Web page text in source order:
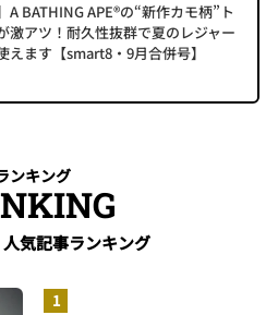
A BATHING APE®の“新作カモ柄”ト
激アツ！耐久性抜群で夏のレジャー
えます【smart8・9月合併号】
ンキング
人気記事ランキング